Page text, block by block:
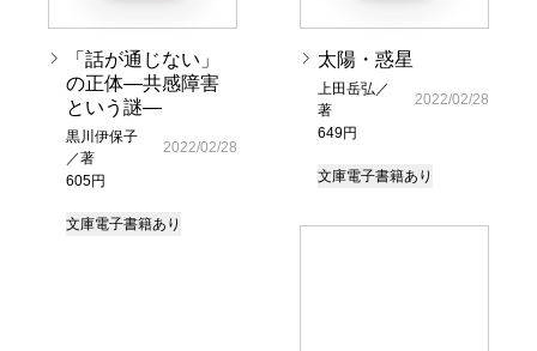
「話が通じない」
の正体―共感障害
という謎―
黒川伊保子
／著
605円
2022/02/28
文庫電子書籍あり
太陽・惑星
上田岳弘／
著
649円
2022/02/28
文庫電子書籍あり